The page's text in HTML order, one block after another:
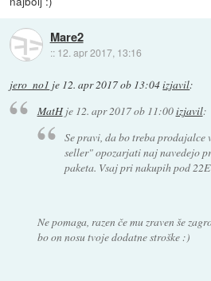
Mare2
:: 12. apr 2017, 13:16
jero_no1 je 12. apr 2017 ob 13:04izjavil:
MatHje 12. apr 2017 ob 11:00izjavil:
Se pravi, da bo treba prodajalce
seller" opozarjati naj navedejo
paketa. Vsaj pri nakupih pod
Ne pomaga, razen če mu zraven še
bo on nosu tvoje dodatne stroške :)